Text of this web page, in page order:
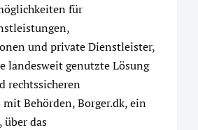
für
und private Dienstleister,
landesweit genutzte Lösung
rechtssicheren
Behörden, Borger.dk, ein
das